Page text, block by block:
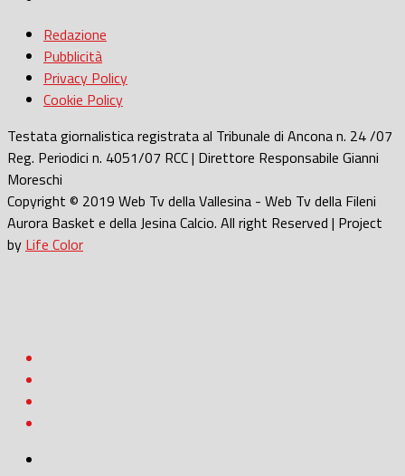
Redazione
Pubblicità
Privacy Policy
Cookie Policy
Testata giornalistica registrata al Tribunale di Ancona n. 24 /07
Reg. Periodici n. 4051/07 RCC | Direttore Responsabile Gianni
Moreschi
Copyright © 2019 Web Tv della Vallesina - Web Tv della Fileni
Aurora Basket e della Jesina Calcio. All right Reserved | Project
by Life Color